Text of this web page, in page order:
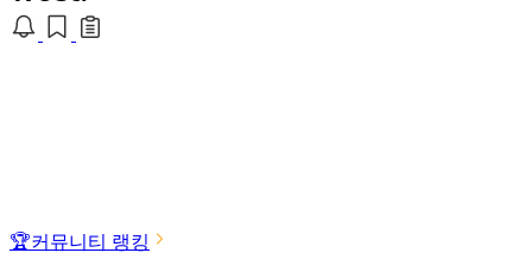
🏆커뮤니티 랭킹